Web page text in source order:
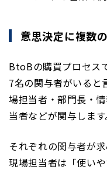
意思決定に複数
BtoBの購買プロセス
7名の関与者がいると
場担当者・部門長・
当者などが関与します
それぞれの関与者が
現場担当者は「使い